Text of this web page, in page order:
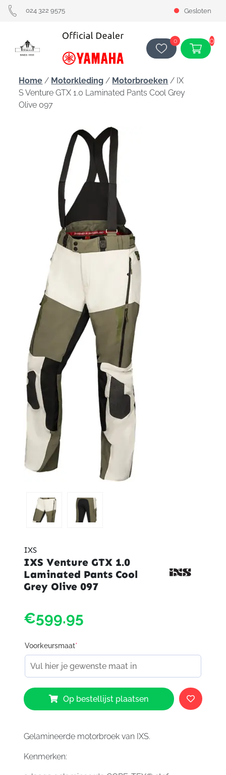
024 322 9575 Gesloten
0 0
Home / Motorkleding / Motorbroeken / IX
S Venture GTX 1.0 Laminated Pants Cool Grey
Olive 097
IXS
IXS Venture GTX 1.0
Laminated Pants Cool
Grey Olive 097
€599.95
Voorkeursmaat*
IXS
Venture
GTX
Laminated
Cool
Grey
Op bestellijst plaatsen
Gelamineerde motorbroek van IXS.
Kenmerken: